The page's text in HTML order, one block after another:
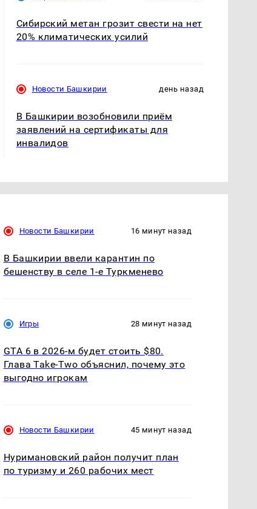
Сибирский метан грозит свести на нет
20% климатических усилий
Новости Башкирии день назад
В Башкирии возобновили приём
заявлений на сертификаты для
инвалидов
Новости Башкирии 16 минут назад
В Башкирии ввели карантин по
бешенству в селе 1-е Туркменево
Игры 28 минут назад
GTA 6 в 2026-м будет стоить $80.
Глава Take-Two объяснил, почему это
выгодно игрокам
Новости Башкирии 45 минут назад
Нуримановский район получит план
по туризму и 260 рабочих мест